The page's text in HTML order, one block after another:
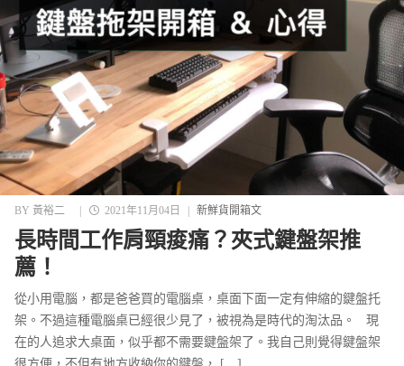
BY 黃裕二 | 2021年11月04日 | 新鮮貨開箱文
長時間工作肩頸痠痛？夾式鍵盤架推
薦！
從小用電腦，都是爸爸買的電腦桌，桌面下面一定有伸縮的鍵盤托
架。不過這種電腦桌已經很少見了，被視為是時代的淘汰品。 現
在的人追求大桌面，似乎都不需要鍵盤架了。我自己則覺得鍵盤架